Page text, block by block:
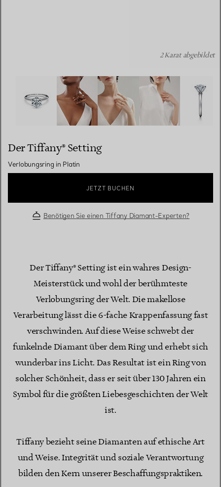
Der Tiffany® Setting: Verlobungsring in Platin
2 Karat abgebildet
Der Tiffany® Setting
Verlobungsring in Platin
JETZT BUCHEN
Benötigen Sie einen Tiffany Diamant-Experten?
Der Tiffany® Setting ist ein wahres Design-
Meisterstück und wohl der berühmteste
Verlobungsring der Welt. Die makellose
Verarbeitung lässt die 6-fache Krappenfassung fast
verschwinden. Auf diese Weise schwebt der
funkelnde Diamant über dem Ring und erhebt sich
wunderbar ins Licht. Das Resultat ist ein Ring von
solcher Schönheit, dass er seit über 130 Jahren ein
Symbol für die größten Liebesgeschichten der Welt
ist.
Tiffany bezieht seine Diamanten auf ethische Art
und Weise. Integrität und soziale Verantwortung
bilden den Kern unserer Beschaffungspraktiken.